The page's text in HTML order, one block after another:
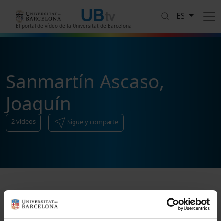
El portal de vídeo de la Universitat de Barcelona
ES
Sanmartín Ascaso,
Joaquín
2vídeos Sigue y comparte
Ordenar